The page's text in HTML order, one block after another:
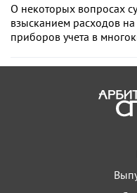
О некоторых вопросах
взысканием расходов
приборов учета в